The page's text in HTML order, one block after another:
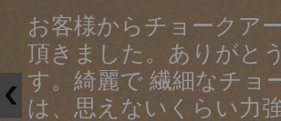
お客様からチョークア
頂きました。ありがと
す。綺麗で 繊細なチョ
は、思えないくらい力